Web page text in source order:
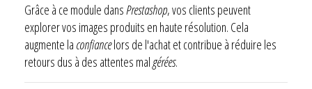
Grâce à ce module dansPrestashop, vos clients peuvent
explorer vos images produits en haute résolution. Cela
augmente la confiancelors de l'achat et contribue à réduire les
retours dus à des attentes mal gérées.